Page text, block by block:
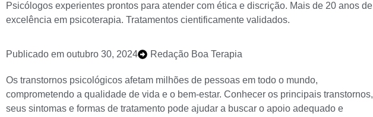
Psicólogos experientes prontos para atender com ética e discrição. Mais de 20 anos de
excelência em psicoterapia. Tratamentos cientificamente validados.
Publicado em outubro 30, 2024 Redação Boa Terapia
Os transtornos psicológicos afetam milhões de pessoas em todo o mundo,
comprometendo a qualidade de vida e o bem-estar. Conhecer os principais transtornos,
seus sintomas e formas de tratamento pode ajudar a buscar o apoio adequado e